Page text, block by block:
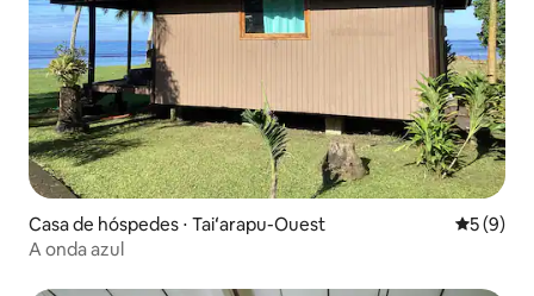
Casa de hóspedes ⋅ Taiʻarapu-Ouest 5 de
5 (9)
A onda azul